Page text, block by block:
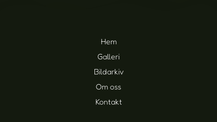
Hem
Galleri
Bildarkiv
Om oss
Kontakt